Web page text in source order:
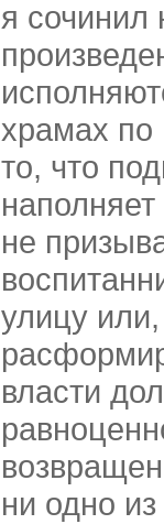
я сочинил
храмах
то, что
не
улицу
власти
ни одно